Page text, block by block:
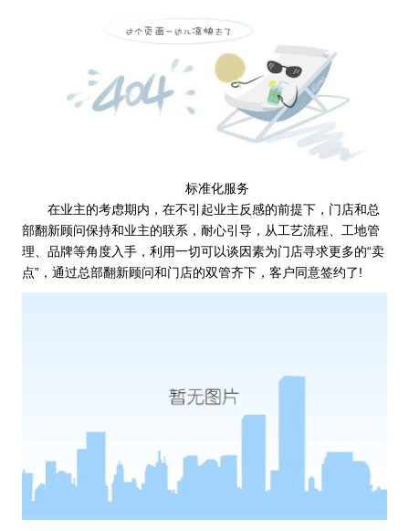
标准化服务
在业主的考虑期内，在不引起业主反感的前提下，门店和总
部翻新顾问保持和业主的联系，耐心引导，从工艺流程、工地管
理、品牌等角度入手，利用一切可以谈因素为门店寻求更多的“卖
点”，通过总部翻新顾问和门店的双管齐下，客户同意签约了!